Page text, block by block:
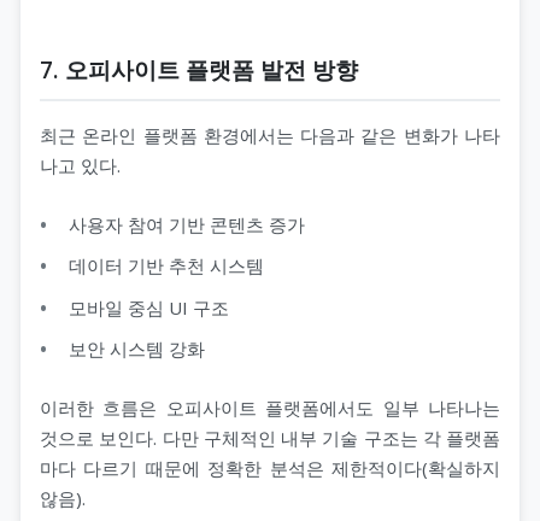
7. 오피사이트 플랫폼 발전 방향
최근 온라인 플랫폼 환경에서는 다음과 같은 변화가 나타
나고 있다.
사용자 참여 기반 콘텐츠 증가
데이터 기반 추천 시스템
모바일 중심 UI 구조
보안 시스템 강화
이러한 흐름은 오피사이트 플랫폼에서도 일부 나타나는
것으로 보인다. 다만 구체적인 내부 기술 구조는 각 플랫폼
마다 다르기 때문에 정확한 분석은 제한적이다(확실하지
않음).